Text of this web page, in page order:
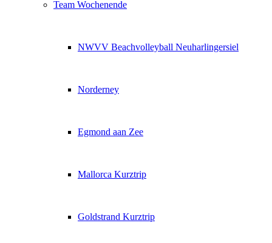
Team Wochenende
NWVV Beachvolleyball Neuharlingersiel
Norderney
Egmond aan Zee
Mallorca Kurztrip
Goldstrand Kurztrip